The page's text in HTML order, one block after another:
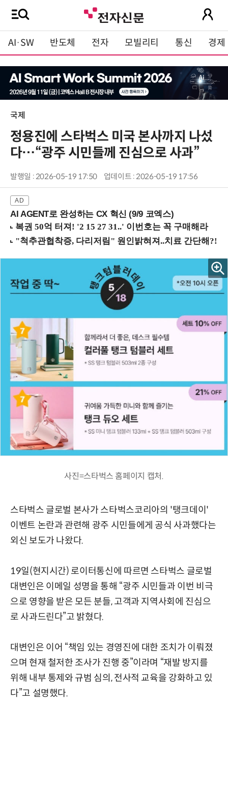
AI·SW 반도체 전자 모빌리티 통신 경제
국제
정용진에 스타벅스 미국 본사까지 나섰
다…“광주 시민들께 진심으로 사과”
발행일 : 2026-05-19 17:50 업데이트 : 2026-05-19 17:56
AI AGENT로 완성하는 CX 혁신 (9/9 코엑스)
사진=스타벅스 홈페이지 캡처.
스타벅스 글로벌 본사가 스타벅스코리아의 '탱크데이'
이벤트 논란과 관련해 광주 시민들에게 공식 사과했다는
외신 보도가 나왔다.
19일(현지시간) 로이터통신에 따르면 스타벅스 글로벌
대변인은 이메일 성명을 통해 “광주 시민들과 이번 비극
으로 영향을 받은 모든 분들, 고객과 지역사회에 진심으
로 사과드린다”고 밝혔다.
대변인은 이어 “책임 있는 경영진에 대한 조치가 이뤄졌
으며 현재 철저한 조사가 진행 중”이라며 “재발 방지를
위해 내부 통제와 규범 심의, 전사적 교육을 강화하고 있
다”고 설명했다.